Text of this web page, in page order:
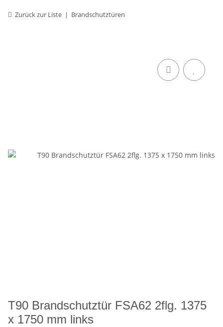
Zurück zur Liste Brandschutztüren
T90 Brandschutztür FSA62 2flg. 1375
x 1750 mm links